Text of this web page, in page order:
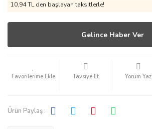
10,94 TL den başlayan taksitlerle!
Gelince Haber Ver
Tavsiye Et Yorum Yaz
Ürün Paylaş :